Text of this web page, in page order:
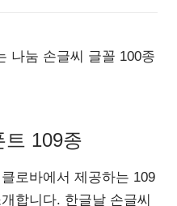
나눔 손글씨 글꼴 100종
트 109종
로바에서 제공하는 109
합니다. 한글날 손글씨